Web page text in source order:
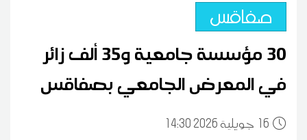
صفاقس
30 مؤسسة جامعية و35 ألف زائر
في المعرض الجامعي بصفاقس
16 14:30 2026 جويلية